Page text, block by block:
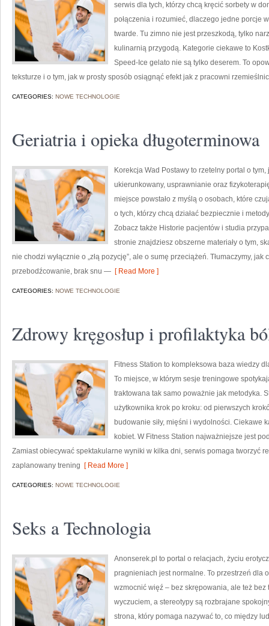
serwis dla tych, którzy chcą kręcić sorbety w
połączenia i rozumieć, dlaczego jedne porcje
twarde. Tu zimno nie jest przeszkodą, tylko
kulinarnią przygodą. Kategorie ciekawe to
Speed-Ice gelato nie są tylko deserem. To
teksturze i o tym, jak w prosty sposób osiągnąć efekt jak z pracowni
CATEGORIES: NOWE TECHNOLOGIE
Geriatria i opieka długoterminowa
Korekcja Wad Postawy to rzetelny portal o
ukierunkowany, usprawnianie oraz
miejsce powstało z myślą o osobach, które
o tych, którzy chcą działać bezpiecznie i
Zobacz także Historie pacjentów i studia
stronie znajdziesz obszerne materiały o tym,
nie chodzi wyłącznie o „złą pozycję”, ale o sumę przeciążeń. Tłumaczymy,
przebodźcowanie, brak snu — [ Read More ]
CATEGORIES: NOWE TECHNOLOGIE
Zdrowy kręgosłup i profilaktyka
Fitness Station to kompleksowa baza wiedzy
To miejsce, w którym sesje treningowe
traktowana tak samo poważnie jak metodyka.
użytkownika krok po kroku: od pierwszych
budowanie siły, mięśni i wydolności. Ciekawe
kobiet. W Fitness Station najważniejsze jest
Zamiast obiecywać spektakularne wyniki w kilka dni, serwis pomaga tworzyć
zaplanowany trening [ Read More ]
CATEGORIES: NOWE TECHNOLOGIE
Seks a Technologia
Anonserek.pl to portal o relacjach, życiu
pragnieniach jest normalne. To przestrzeń dla
wzmocnić więź – bez skrępowania, ale też
wyczuciem, a stereotypy są rozbrajane
strona, który pomaga nazywać to, co między